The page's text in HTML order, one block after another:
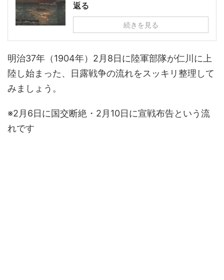
返る
続きを見る
明治37年（1904年）2月8日に陸軍部隊が仁川に上
陸し始まった、日露戦争の流れをスッキリ整理して
みましょう。
※2月6日に国交断絶・2月10日に宣戦布告という流
れです